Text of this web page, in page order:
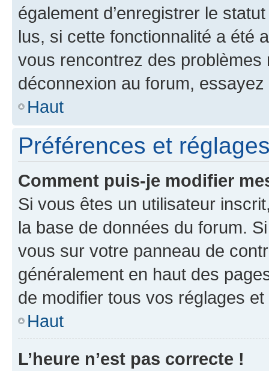
également d’enregistrer le
lus, si cette fonctionnalité a été
vous rencontrez des
déconnexion au forum,
Haut
Préférences et
Comment puis-je modifier
Si vous êtes un utilisateur
la base de données du forum.
vous sur votre panneau de
généralement en haut des
de modifier tous vos réglages
Haut
L’heure n’est pas correcte !